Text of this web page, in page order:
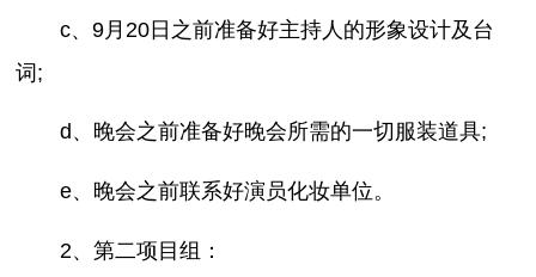
c、9月20日之前准备好主持人的形象设计及台
词;
d、晚会之前准备好晚会所需的一切服装道具;
e、晚会之前联系好演员化妆单位。
2、第二项目组：